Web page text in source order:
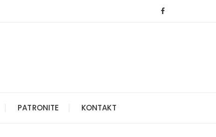
PATRONITE KONTAKT